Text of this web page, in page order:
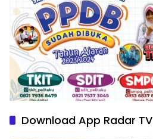
Download App Radar TV